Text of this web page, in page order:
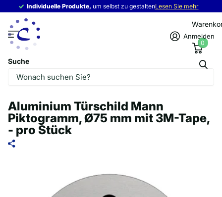
Individuelle Produkte, um selbst zu gestaltenLesen Sie mehr
Individuelle Produkte,
Suche
Anmelden
0
Aluminium Türschild Mann
Piktogramm, Ø75 mm mit 3M-Tape,
- pro Stück